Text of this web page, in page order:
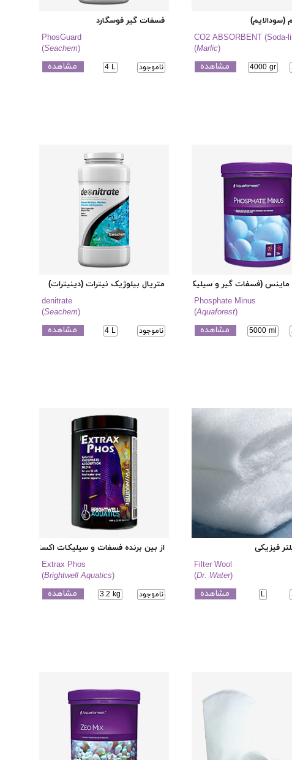
(سودالایم)
CO2 ABSORBENT (Soda-
(Marlic)
4000 gr مشاهده
فسفات گیر فوسگارد
PhosGuard
(Seachem)
ناموجود 4 L مشاهده
(فسفات گیر و سیلیکات گیر)
Phosphate Minus
(Aquaforest)
5000 ml مشاهده
متریال بیلوژیک نیترات (دینیترات)
denitrate
(Seachem)
ناموجود 4 L مشاهده
فیزیکی
Filter Wool
(Dr. Water)
L مشاهده
از بین برنده فسفات و سیلیکات اکسترکس فوس
Extrax Phos
(Brightwell Aquatics)
ناموجود 3.2 kg مشاهده